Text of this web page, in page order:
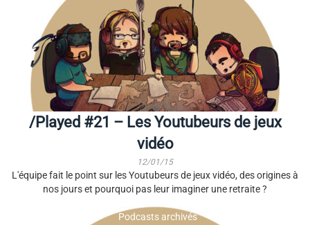
/Played #21 – Les Youtubeurs de jeux
vidéo
12/01/15
L'équipe fait le point sur les Youtubeurs de jeux vidéo, des origines à
nos jours et pourquoi pas leur imaginer une retraite ?
Podcasts archivés